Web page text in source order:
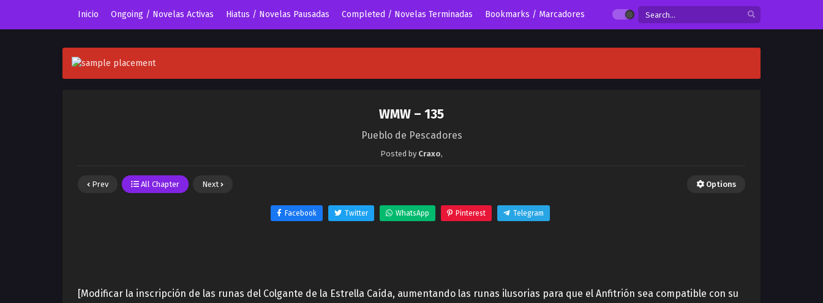
Inicio Ongoing / Novelas Activas Hiatus / Novelas Pausadas Completed / Novelas Terminadas Bookmarks / Marcadores
WMW – 135
Pueblo de Pescadores
Posted by Craxo,
Prev All Chapter Next Options
Facebook Twitter WhatsApp Pinterest Telegram
[Modificar la inscripción de las runas del Colgante de la Estrella Caída, aumentando las runas ilusorias para que el Anfitrión sea compatible con su